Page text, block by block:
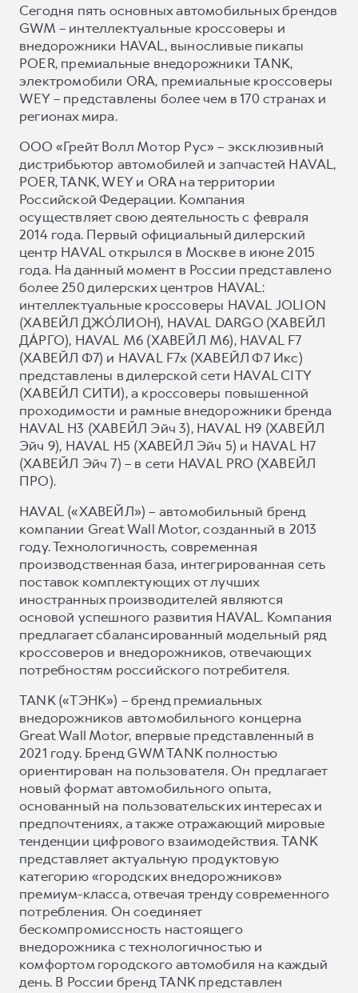
Сегодня пять основных автомобильных брендов
GWM – интеллектуальные кроссоверы и
внедорожники HAVAL, выносливые пикапы
POER, премиальные внедорожники TANK,
электромобили ORA, премиальные кроссоверы
WEY – представлены более чем в 170 странах и
регионах мира.
ООО «Грейт Волл Мотор Рус» – эксклюзивный
дистрибьютор автомобилей и запчастей HAVAL,
POER, TANK, WEY и ORA на территории
Российской Федерации. Компания
осуществляет свою деятельность с февраля
2014 года. Первый официальный дилерский
центр HAVAL открылся в Москве в июне 2015
года. На данный момент в России представлено
более 250 дилерских центров HAVAL:
интеллектуальные кроссоверы HAVAL JOLION
(ХАВЕЙЛ ДЖО́ЛИОН), HAVAL DARGO (ХАВЕЙЛ
ДА́РГО), HAVAL М6 (ХАВЕЙЛ M6), HAVAL F7
(ХАВЕЙЛ Ф7) и HAVAL F7x (ХАВЕЙЛ Ф7 Икс)
представлены в дилерской сети HAVAL CITY
(ХАВЕЙЛ СИТИ), а кроссоверы повышенной
проходимости и рамные внедорожники бренда
HAVAL H3 (ХАВЕЙЛ Эйч 3), HAVAL H9 (ХАВЕЙЛ
Эйч 9), HAVAL H5 (ХАВЕЙЛ Эйч 5) и HAVAL H7
(ХАВЕЙЛ Эйч 7) – в сети HAVAL PRO (ХАВЕЙЛ
ПРО).
HAVAL («ХАВЕЙЛ») – автомобильный бренд
компании Great Wall Motor, созданный в 2013
году. Технологичность, современная
производственная база, интегрированная сеть
поставок комплектующих от лучших
иностранных производителей являются
основой успешного развития HAVAL. Компания
предлагает сбалансированный модельный ряд
кроссоверов и внедорожников, отвечающих
потребностям российского потребителя.
TANK («ТЭНК») – бренд премиальных
внедорожников автомобильного концерна
Great Wall Motor, впервые представленный в
2021 году. Бренд GWM TANK полностью
ориентирован на пользователя. Он предлагает
новый формат автомобильного опыта,
основанный на пользовательских интересах и
предпочтениях, а также отражающий мировые
тенденции цифрового взаимодействия. TANK
представляет актуальную продуктовую
категорию «городских внедорожников»
премиум-класса, отвечая тренду современного
потребления. Он соединяет
бескомпромиссность настоящего
внедорожника с технологичностью и
комфортом городского автомобиля на каждый
день. В России бренд TANK представлен